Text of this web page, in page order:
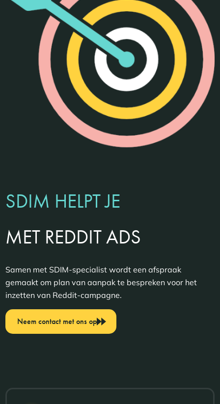
SDIM HELPTJE
MET REDDIT ADS
Samen met SDIM-specialist wordt een afspraak
gemaakt om plan van aanpak te bespreken voor het
inzetten van Reddit-campagne.
Neem contact met ons op